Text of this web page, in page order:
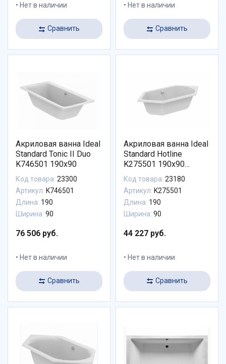
Нет в наличии
Сравнить
Нет в наличии
Сравнить
Акриловая ванна Ideal
Standard Tonic II Duo
K746501 190x90
Код товара: 23300
Артикул: K746501
Длина: 190
Ширина: 90
76 506 руб.
Нет в наличии
Сравнить
Акриловая ванна Ideal
Standard Hotline
K275501 190x90
шестиугольная
Код товара: 23180
Артикул: K275501
Длина: 190
Ширина: 90
44 227 руб.
Нет в наличии
Сравнить